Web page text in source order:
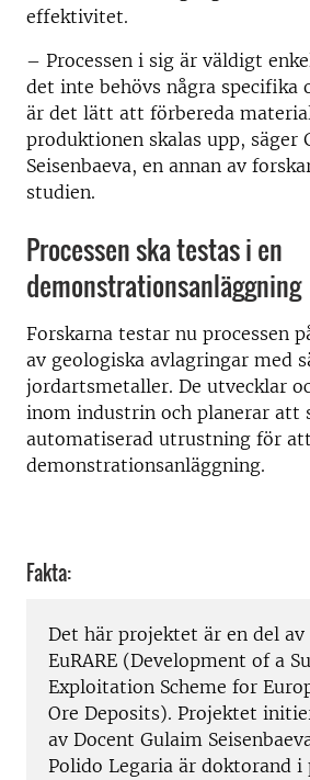
effektivitet.
– Processen i sig är väldigt
det inte behövs några specifika
är det lätt att förbereda
produktionen skalas upp, säger
Seisenbaeva, en annan av
studien.
Processen ska testas i en
demonstrationsanläggning
Forskarna testar nu processen
av geologiska avlagringar med
jordartsmetaller. De utvecklar
inom industrin och planerar att
automatiserad utrustning för
demonstrationsanläggning.
Fakta:
Det här projektet är en del
EuRARE (Development of a
Exploitation Scheme for
Ore Deposits). Projektet
av Docent Gulaim
Polido Legaria är doktorand i